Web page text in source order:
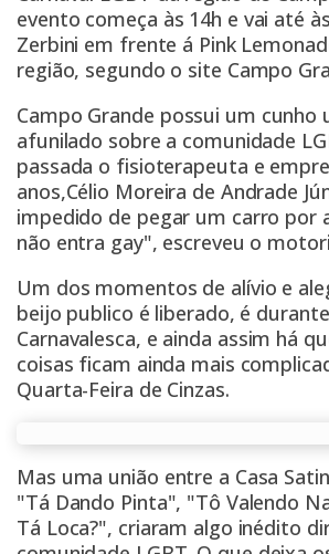
evento começa às 14h e vai até
Zerbini em frente á Pink
região, segundo o site Campo
Campo Grande possui um cunho
afunilado sobre a comunidade
passada o fisioterapeuta e
anos,Célio Moreira de Andrade
impedido de pegar um carro por
não entra gay", escreveu o
Um dos momentos de alívio e
beijo publico é liberado, é
Carnavalesca, e ainda assim há
coisas ficam ainda mais
Quarta-Feira de Cinzas.
Mas uma união entre a Casa
"Tá Dando Pinta", "Tô Valendo
Tá Loca?", criaram algo inédito